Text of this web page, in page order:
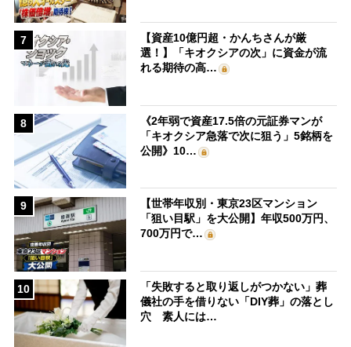
7
【資産10億円超・かんちさんが厳
選！】「キオクシアの次」に資金が流
れる期待の高…
8
《2年弱で資産17.5倍の元証券マンが
「キオクシア急落で次に狙う」5銘柄を
公開》10…
9
【世帯年収別・東京23区マンション
「狙い目駅」を大公開】年収500万円、
700万円で…
10
「失敗すると取り返しがつかない」葬
儀社の手を借りない「DIY葬」の落とし
穴 素人には…